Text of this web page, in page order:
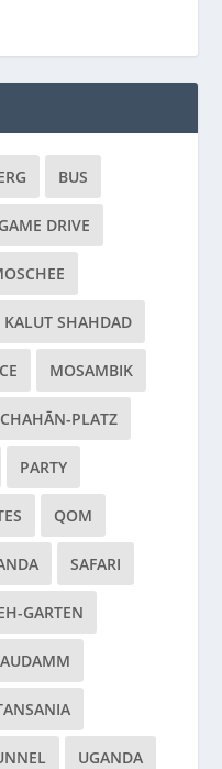
BUS
GAME DRIVE
KALUT SHAHDAD
MOSAMBIK
PLATZ
PARTY
QOM
SAFARI
GARTEN
UGANDA